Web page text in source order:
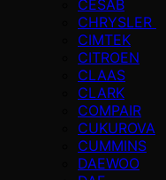
CESAB
CHRYSLER
CIMTEK
CITROEN
CLAAS
CLARK
COMPAIR
CUKUROVA
CUMMINS
DAEWOO